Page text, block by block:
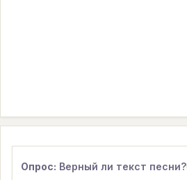
Опрос: Верный ли текст песни?